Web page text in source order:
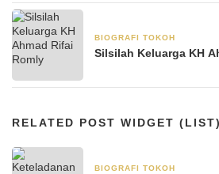
BIOGRAFI TOKOH
Silsilah Keluarga KH
RELATED POST WIDGET (LIST)
BIOGRAFI TOKOH